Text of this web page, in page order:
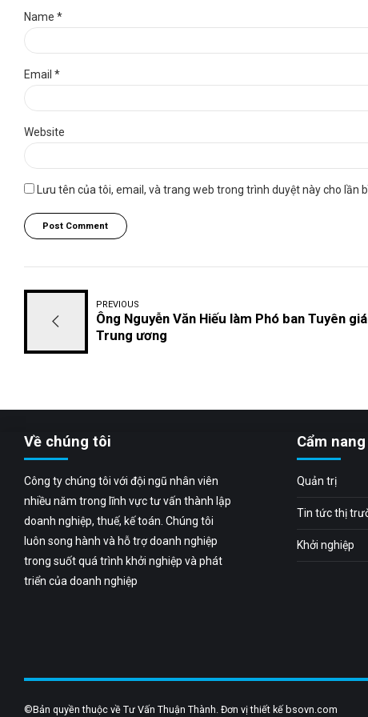
Name *
Email *
Website
Lưu tên của tôi, email, và trang web trong trình duyệt này cho lần
Post Comment
PREVIOUS
Ông Nguyễn Văn Hiếu làm Phó ban Tuyên
Trung ương
Về chúng tôi
Công ty chúng tôi với đội ngũ nhân viên
nhiều năm trong lĩnh vực tư vấn thành lập
doanh nghiệp, thuế, kế toán. Chúng tôi
luôn song hành và hỗ trợ doanh nghiệp
trong suốt quá trình khởi nghiệp và phát
triển của doanh nghiệp
Cẩm
Quản trị
Tin tức thị
Khởi nghiệp
©Bản quyền thuộc về Tư Vấn Thuận Thành. Đơn vị thiết kế bsovn.com